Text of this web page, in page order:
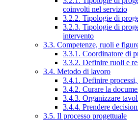
coinvolti nel servizio
3.2.2. Tipologie di
3.2.3. Tipologie di
intervento
3.3. Competenze, ruoli e
3.3.1. Coordinatore di
3.3.2. Definire ruoli e
3.4. Metodo di lavoro
3.4.1. Definire
3.4.2. Curare la
3.4.3. Organizzare
3.4.4. Prendere
3.5. Il processo progettuale